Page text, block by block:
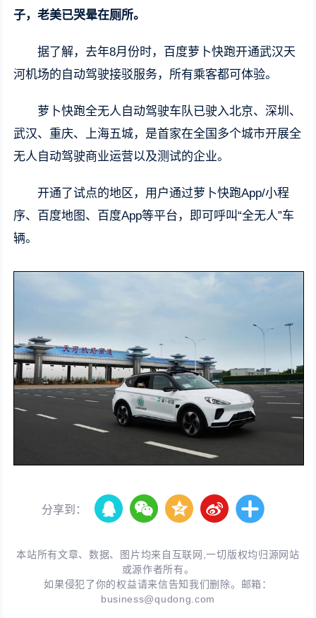
子，老美已哭晕在厕所。
据了解，去年8月份时，百度萝卜快跑开通武汉天
河机场的自动驾驶接驳服务，所有乘客都可体验。
萝卜快跑全无人自动驾驶车队已驶入北京、深圳、
武汉、重庆、上海五城，是首家在全国多个城市开展全
无人自动驾驶商业运营以及测试的企业。
开通了试点的地区，用户通过萝卜快跑App/小程
序、百度地图、百度App等平台，即可呼叫“全无人”车
辆。
分享到：
本站所有文章、数据、图片均来自互联网,一切版权均归源网站
或源作者所有。
如果侵犯了你的权益请来信告知我们删除。邮箱：
business@qudong.com